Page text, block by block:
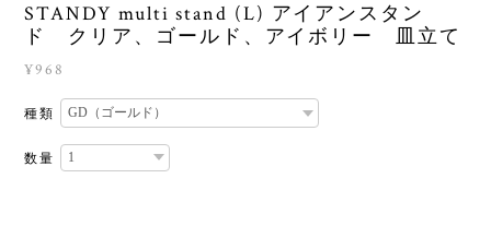
STANDY multi stand (L) アイアンスタン
ド クリア、ゴールド、アイボリー 皿立て
¥968
種類
数量